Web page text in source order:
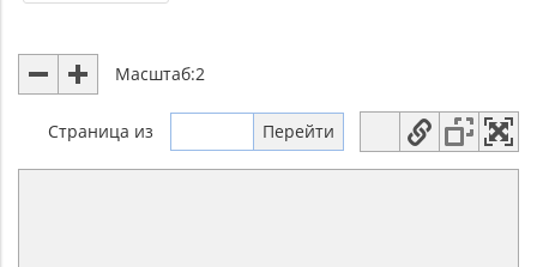
Масштаб:2
Страница из